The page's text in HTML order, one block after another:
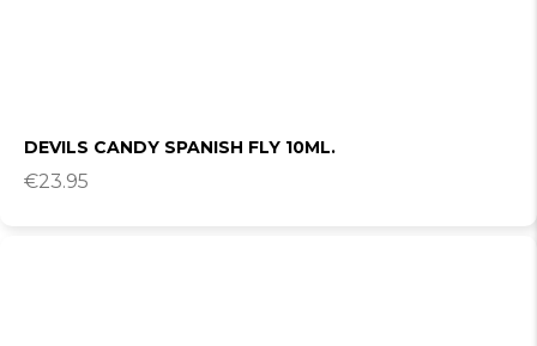
DEVILS CANDY SPANISH FLY 10ML.
€23.95